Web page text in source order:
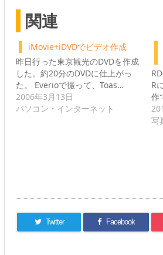
関連
iMovie+iDVDでビデオ作成
昨日行った東京観光のDVDを作成
した。約20分のDVDに仕上がっ
た。 Everioで撮って、Toas…
2006年3月13日
パソコン・インターネット
R
作
写
Twitter Facebook